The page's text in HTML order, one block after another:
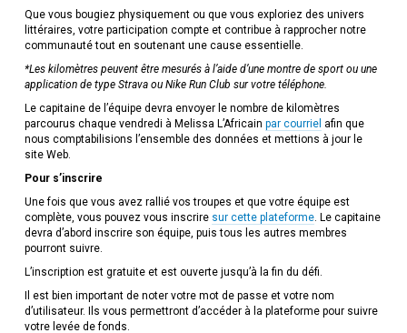
Que vous bougiez physiquement ou que vous exploriez des univers
littéraires, votre participation compte et contribue à rapprocher notre
communauté tout en soutenant une cause essentielle.
*Les kilomètres peuvent être mesurés à l’aide d’une montre de sport ou une
application de type Strava ou Nike Run Club sur votre téléphone.
Le capitaine de l’équipe devra envoyer le nombre de kilomètres
parcourus chaque vendredi à Melissa L’Africain par courriel afin que
nous comptabilisions l’ensemble des données et mettions à jour le
site Web.
Pour s’inscrire
Une fois que vous avez rallié vos troupes et que votre équipe est
complète, vous pouvez vous inscrire sur cette plateforme. Le capitaine
devra d’abord inscrire son équipe, puis tous les autres membres
pourront suivre.
L’inscription est gratuite et est ouverte jusqu’à la fin du défi.
Il est bien important de noter votre mot de passe et votre nom
d’utilisateur. Ils vous permettront d’accéder à la plateforme pour suivre
votre levée de fonds.